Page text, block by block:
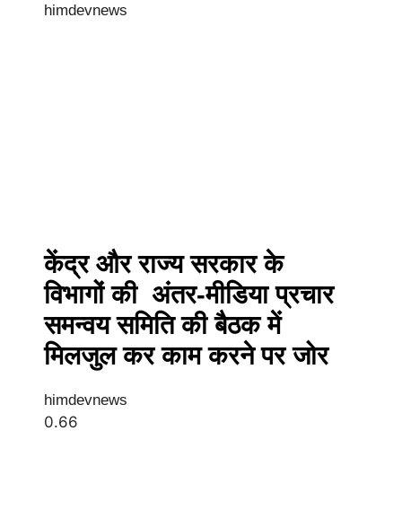
himdevnews
केंद्र और राज्य सरकार के
विभागों की अंतर-मीडिया प्रचार
समन्वय समिति की बैठक में
मिलजुल कर काम करने पर जोर
himdevnews